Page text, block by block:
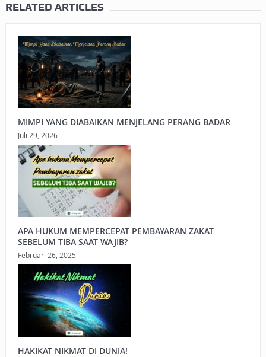
RELATED ARTICLES
MIMPI YANG DIABAIKAN MENJELANG PERANG BADAR
Juli 29, 2026
APA HUKUM MEMPERCEPAT PEMBAYARAN ZAKAT
SEBELUM TIBA SAAT WAJIB?
Februari 26, 2025
HAKIKAT NIKMAT DI DUNIA!